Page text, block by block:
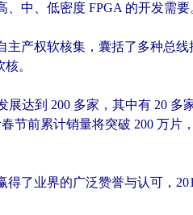
中、低密度 FPGA 的开发需要
产权软核集，囊括了多种总线
。
达到 200 多家，其中有 20 多
节前累计销量将突破 200 万片
了业界的广泛赞誉与认可，